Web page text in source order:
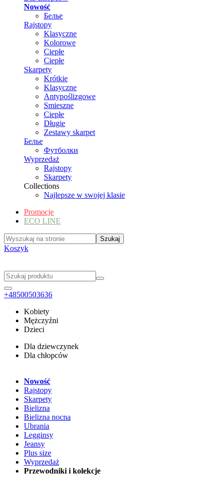
Nowość
Белье
Rajstopy
Klasyczne
Kolorowe
Ciepłe
Ciepłe
Skarpety
Krótkie
Klasyczne
Antypoślizgowe
Smieszne
Ciepłe
Długie
Zestawy skarpet
Белье
Футболки
Wyprzedaż
Rajstopy
Skarpety
Collections
Najlepsze w swojej klasie
Promocje
ECO LINE
Koszyk
+48500503636
Kobiety
Mężczyźni
Dzieci
Dla dziewczynek
Dla chłopców
Nowość
Rajstopy
Skarpety
Bielizna
Bielizna nocna
Ubrania
Legginsy
Jeansy
Plus size
Wyprzedaż
Przewodniki i kolekcje